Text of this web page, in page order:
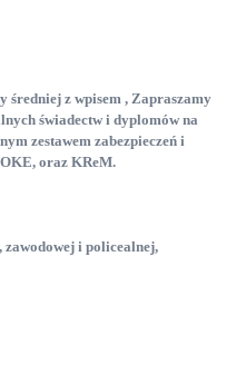
średniej z wpisem , Zapraszamy
świadectw i dyplomów na
zestawem zabezpieczeń i
, oraz KReM.
zawodowej i policealnej,